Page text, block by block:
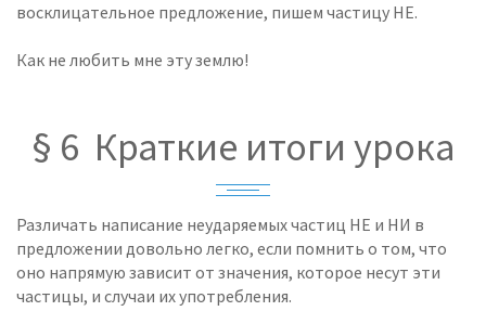
восклицательное предложение, пишем частицу НЕ.
Как не любить мне эту землю!
§ 6 Краткие итоги урока
Различать написание неударяемых частиц НЕ и НИ в
предложении довольно легко, если помнить о том, что
оно напрямую зависит от значения, которое несут эти
частицы, и случаи их употребления.